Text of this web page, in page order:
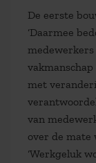
De eerste
‘Daarmee
met
van
over de mate
‘Werkgeluk